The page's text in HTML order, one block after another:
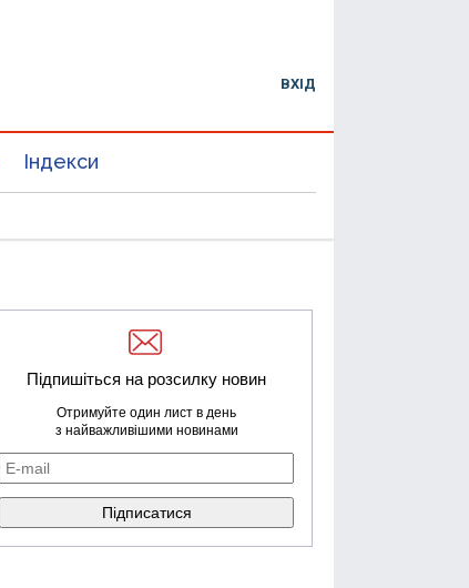
ВХІД
Індекси
Підпишіться на розсилку новин
Отримуйте один лист в день
з найважливішими новинами